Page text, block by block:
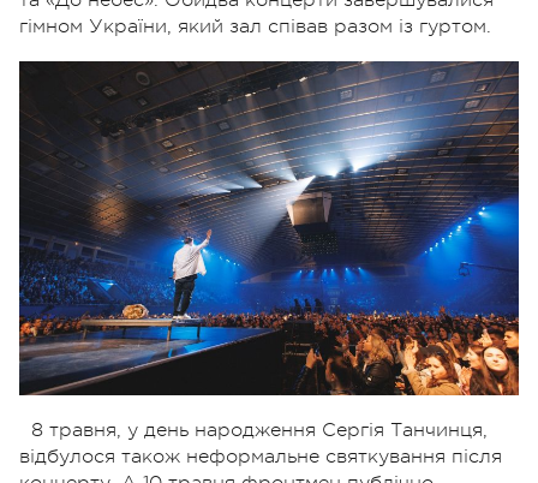
гімном України, який зал співав разом із гуртом.
8 травня, у день народження Сергія Танчинця,
відбулося також неформальне святкування після